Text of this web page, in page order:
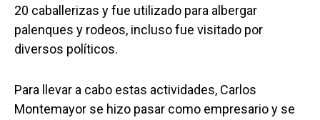
20 caballerizas y fue utilizado para albergar
palenques y rodeos, incluso fue visitado por
diversos políticos.
Para llevar a cabo estas actividades, Carlos
Montemayor se hizo pasar como empresario y se